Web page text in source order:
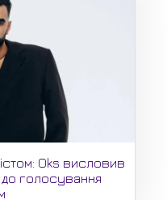
Oks висловив
голосування